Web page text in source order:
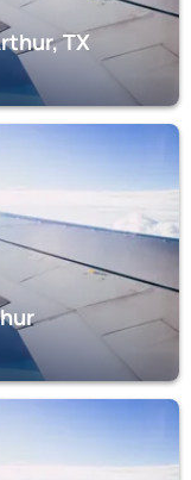
TX